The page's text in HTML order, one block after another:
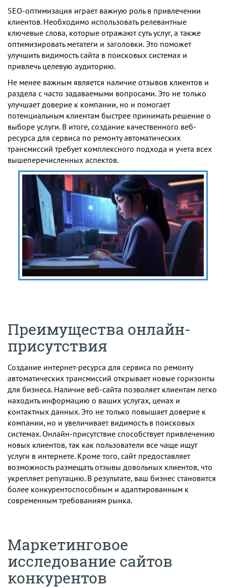
SEO-оптимизация играет важную роль в привлечении
клиентов. Необходимо использовать релевантные
ключевые слова, которые отражают суть услуг, а также
оптимизировать метатеги и заголовки. Это поможет
улучшить видимость сайта в поисковых системах и
привлечь целевую аудиторию.
Не менее важным является наличие отзывов клиентов и
раздела с часто задаваемыми вопросами. Это не только
улучшает доверие к компании, но и помогает
потенциальным клиентам быстрее принимать решение о
выборе услуги. В итоге, создание качественного веб-
ресурса для сервиса по ремонту автоматических
трансмиссий требует комплексного подхода и учета всех
вышеперечисленных аспектов.
Преимущества онлайн-
присутствия
Создание интернет-ресурса для сервиса по ремонту
автоматических трансмиссий открывает новые горизонты
для бизнеса. Наличие веб-сайта позволяет клиентам легко
находить информацию о ваших услугах, ценах и
контактных данных. Это не только повышает доверие к
компании, но и увеличивает видимость в поисковых
системах. Онлайн-присутствие способствует привлечению
новых клиентов, так как пользователи все чаще ищут
услуги в интернете. Кроме того, сайт предоставляет
возможность размещать отзывы довольных клиентов, что
укрепляет репутацию. В результате, ваш бизнес становится
более конкурентоспособным и адаптированным к
современным требованиям рынка.
Маркетинговое
исследование сайтов
конкурентов